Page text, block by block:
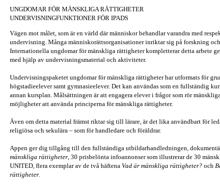
UNGDOMAR FÖR MÄNSKLIGA RÄTTIGHETER
UNDERVISNINGFUNKTIONER FÖR IPADS
Vägen mot målet, som är en värld där människor behandlar varandra med
undervisning. Många människorättsorganisationer inriktar sig på forskning
Internationella ungdomar för mänskliga rättigheter kompletterar detta arbete
med hjälp av undervisningsmaterial och aktiviteter.
Undervisningspaketet ungdomar för mänskliga rättigheter har utformats för
högstadieelever samt gymnasieelever. Det kan användas som en fullständig
annan kursplan. Målsättningen är att engagera elever i frågor som rör
möjligheter att använda principerna för mänskliga rättigheter.
Även om detta material främst riktar sig till lärare, är det lika användbart för
religiösa och sekulära – som för handledare och föräldrar.
Appen ger dig tillgång till den fullständiga utbildarhandledningen,
mänskliga rättigheter, 30 prisbelönta infoannonser som illustrerar de 30
UNITED, flera exemplar av de två häftena Vad är mänskliga rättigheter? och
rättigheter.